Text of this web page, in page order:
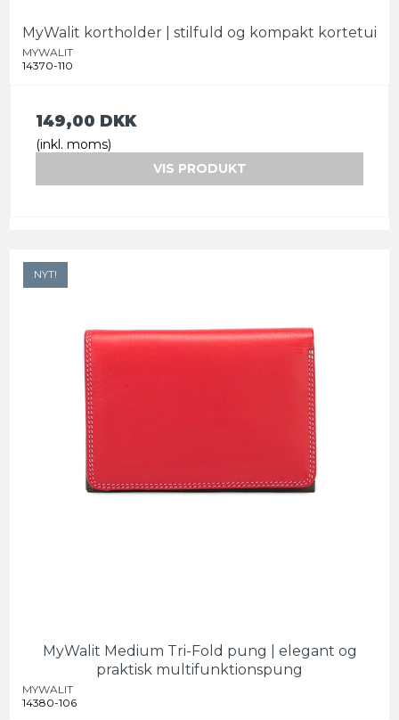
MyWalit kortholder | stilfuld og kompakt kortetui
MYWALIT
14370-110
149,00 DKK
(inkl. moms)
VIS PRODUKT
NYT!
MyWalit Medium Tri-Fold pung | elegant og
praktisk multifunktionspung
MYWALIT
14380-106